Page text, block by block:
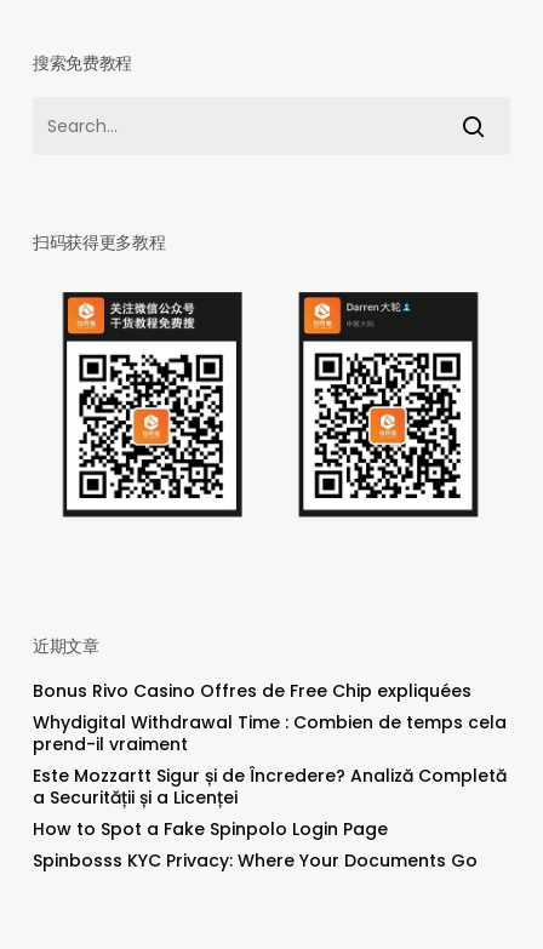
搜索免费教程
扫码获得更多教程
近期文章
Bonus Rivo Casino Offres de Free Chip expliquées
Whydigital Withdrawal Time : Combien de temps cela
prend-il vraiment
Este Mozzartt Sigur și de Încredere? Analiză Completă
a Securității și a Licenței
How to Spot a Fake Spinpolo Login Page
Spinbosss KYC Privacy: Where Your Documents Go